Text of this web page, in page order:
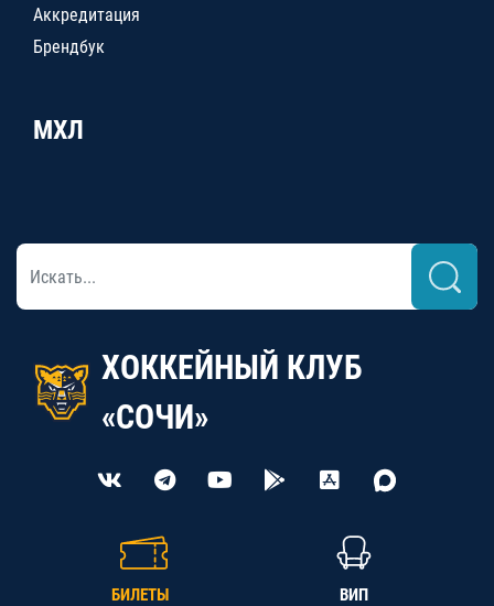
Аккредитация
Брендбук
МХЛ
ХОККЕЙНЫЙ КЛУБ
«СОЧИ»
БИЛЕТЫ ВИП